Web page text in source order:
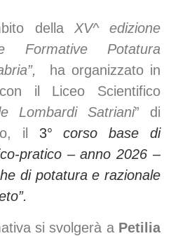
della XV^ edizione
Formative Potatura
ha organizzato in
il Liceo Scientifico
Lombardi Satriani” di
il
3°corso base di
pratico – anno 2026 –
di potatura e razionale
si svolgerà a Petilia